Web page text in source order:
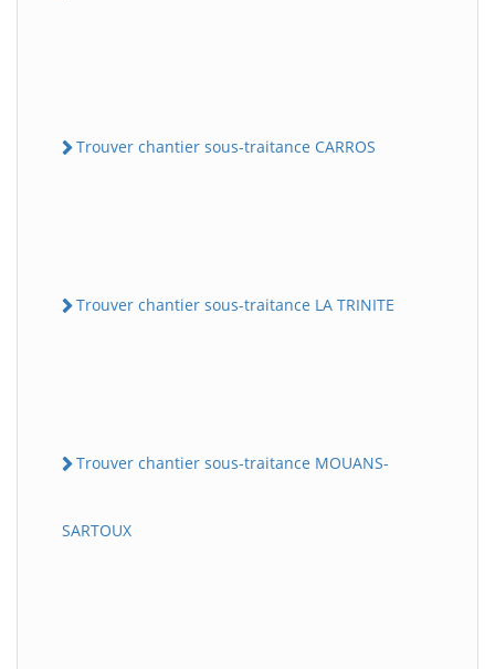
Trouver chantier sous-traitance CARROS
Trouver chantier sous-traitance LA TRINITE
Trouver chantier sous-traitance MOUANS-
SARTOUX